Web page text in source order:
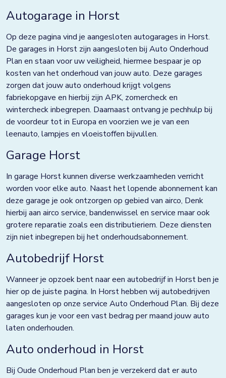
Dieverbrug
Doezum
Dokkum
Drachten
Eindhoven
Elst
Emmen
Enkhuizen
Franeker
Goor
Grave
Groningen
Grootebroek
Haaksbergen
Hardenberg
Heerjansdam
Helmond
Hengelo
Autogarage in Horst
Op deze pagina vind je aangesloten autogarages in Horst.
De garages in Horst zijn aangesloten bij Auto Onderhoud
Plan en staan voor uw veiligheid, hiermee bespaar je op
kosten van het onderhoud van jouw auto. Deze garages
zorgen dat jouw auto onderhoud krijgt volgens
fabriekopgave en hierbij zijn APK, zomercheck en
wintercheck inbegrepen. Daarnaast ontvang je pechhulp bij
de voordeur tot in Europa en voorzien we je van een
leenauto, lampjes en vloeistoffen bijvullen.
Garage Horst
In garage Horst kunnen diverse werkzaamheden verricht
worden voor elke auto. Naast het lopende abonnement kan
deze garage je ook ontzorgen op gebied van airco, Denk
hierbij aan airco service, bandenwissel en service maar ook
grotere reparatie zoals een distributieriem. Deze diensten
zijn niet inbegrepen bij het onderhoudsabonnement.
Autobedrijf Horst
Wanneer je opzoek bent naar een autobedrijf in Horst ben je
hier op de juiste pagina. In Horst hebben wij autobedrijven
aangesloten op onze service Auto Onderhoud Plan. Bij deze
garages kun je voor een vast bedrag per maand jouw auto
laten onderhouden.
Auto onderhoud in Horst
Bij Oude Onderhoud Plan ben je verzekerd dat er auto